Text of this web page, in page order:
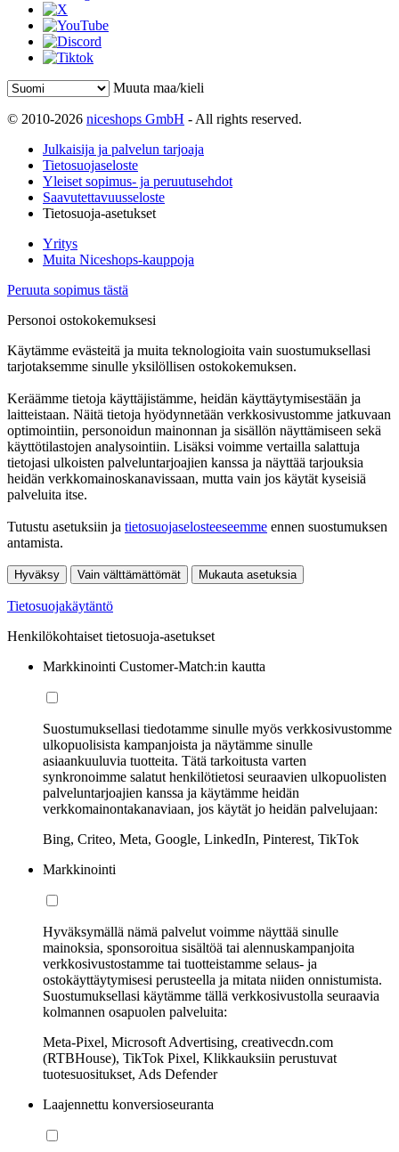
Muuta maa/kieli
© 2010-2026 niceshops GmbH - All rights reserved.
Julkaisija ja palvelun tarjoaja
Tietosuojaseloste
Yleiset sopimus- ja peruutusehdot
Saavutettavuusseloste
Tietosuoja-asetukset
Yritys
Muita Niceshops-kauppoja
Peruuta sopimus tästä
Personoi ostokokemuksesi
Käytämme evästeitä ja muita teknologioita vain suostumuksellasi
tarjotaksemme sinulle yksilöllisen ostokokemuksen.
Keräämme tietoja käyttäjistämme, heidän käyttäytymisestään ja
laitteistaan. Näitä tietoja hyödynnetään verkkosivustomme jatkuvaan
optimointiin, personoidun mainonnan ja sisällön näyttämiseen sekä
käyttötilastojen analysointiin. Lisäksi voimme vertailla salattuja
tietojasi ulkoisten palveluntarjoajien kanssa ja näyttää tarjouksia
heidän verkkomainoskanavissaan, mutta vain jos käytät kyseisiä
palveluita itse.
Tutustu asetuksiin ja tietosuojaselosteeseemme ennen suostumuksen
antamista.
Hyväksy Vain välttämättömät Mukauta asetuksia
Tietosuojakäytäntö
Henkilökohtaiset tietosuoja-asetukset
Markkinointi Customer-Match:in kautta
Suostumuksellasi tiedotamme sinulle myös verkkosivustomme
ulkopuolisista kampanjoista ja näytämme sinulle
asiaankuuluvia tuotteita. Tätä tarkoitusta varten
synkronoimme salatut henkilötietosi seuraavien ulkopuolisten
palveluntarjoajien kanssa ja käytämme heidän
verkkomainontakanaviaan, jos käytät jo heidän palvelujaan:
Bing, Criteo, Meta, Google, LinkedIn, Pinterest, TikTok
Markkinointi
Hyväksymällä nämä palvelut voimme näyttää sinulle
mainoksia, sponsoroitua sisältöä tai alennuskampanjoita
verkkosivustostamme tai tuotteistamme selaus- ja
ostokäyttäytymisesi perusteella ja mitata niiden onnistumista.
Suostumuksellasi käytämme tällä verkkosivustolla seuraavia
kolmannen osapuolen palveluita:
Meta-Pixel, Microsoft Advertising, creativecdn.com
(RTBHouse), TikTok Pixel, Klikkauksiin perustuvat
tuotesuositukset, Ads Defender
Laajennettu konversioseuranta